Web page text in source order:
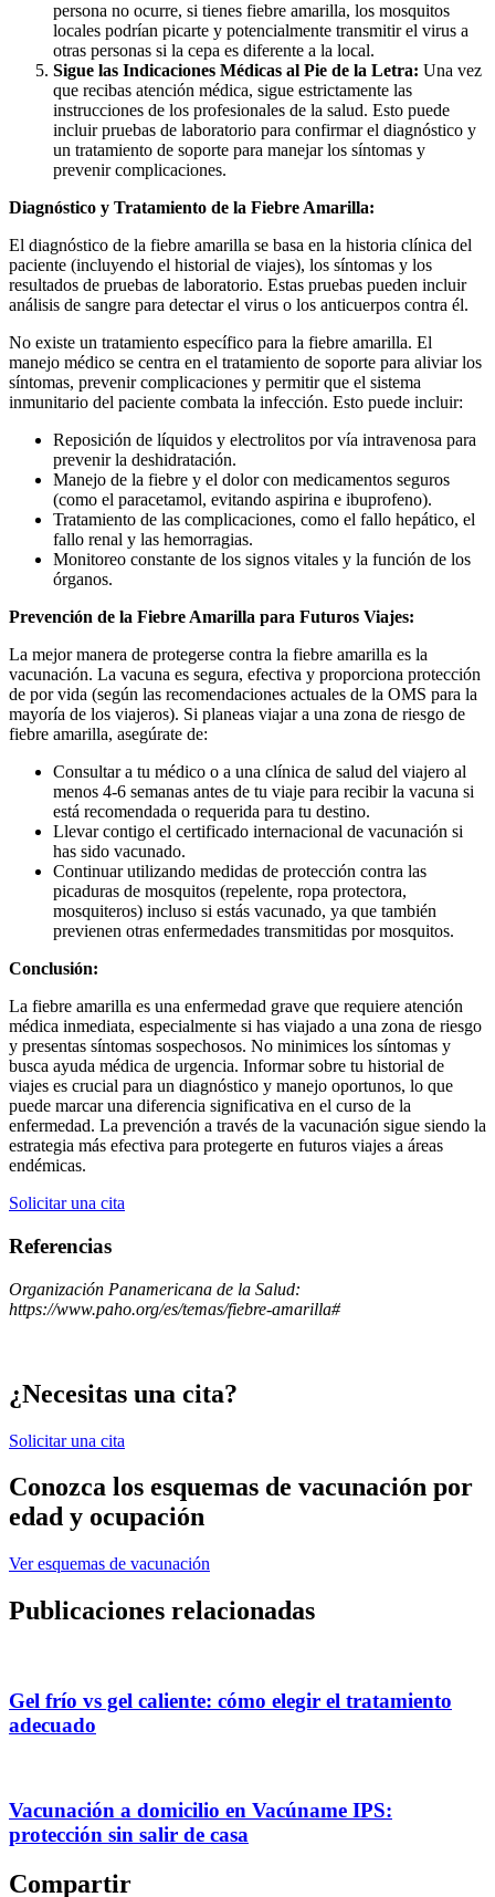
persona no ocurre, si tienes fiebre amarilla, los mosquitos
locales podrían picarte y potencialmente transmitir el virus a
otras personas si la cepa es diferente a la local.
Sigue las Indicaciones Médicas al Pie de la Letra: Una vez
que recibas atención médica, sigue estrictamente las
instrucciones de los profesionales de la salud. Esto puede
incluir pruebas de laboratorio para confirmar el diagnóstico y
un tratamiento de soporte para manejar los síntomas y
prevenir complicaciones.
Diagnóstico y Tratamiento de la Fiebre Amarilla:
El diagnóstico de la fiebre amarilla se basa en la historia clínica del
paciente (incluyendo el historial de viajes), los síntomas y los
resultados de pruebas de laboratorio. Estas pruebas pueden incluir
análisis de sangre para detectar el virus o los anticuerpos contra él.
No existe un tratamiento específico para la fiebre amarilla. El
manejo médico se centra en el tratamiento de soporte para aliviar los
síntomas, prevenir complicaciones y permitir que el sistema
inmunitario del paciente combata la infección. Esto puede incluir:
Reposición de líquidos y electrolitos por vía intravenosa para
prevenir la deshidratación.
Manejo de la fiebre y el dolor con medicamentos seguros
(como el paracetamol, evitando aspirina e ibuprofeno).
Tratamiento de las complicaciones, como el fallo hepático, el
fallo renal y las hemorragias.
Monitoreo constante de los signos vitales y la función de los
órganos.
Prevención de la Fiebre Amarilla para Futuros Viajes:
La mejor manera de protegerse contra la fiebre amarilla es la
vacunación. La vacuna es segura, efectiva y proporciona protección
de por vida (según las recomendaciones actuales de la OMS para la
mayoría de los viajeros). Si planeas viajar a una zona de riesgo de
fiebre amarilla, asegúrate de:
Consultar a tu médico o a una clínica de salud del viajero al
menos 4-6 semanas antes de tu viaje para recibir la vacuna si
está recomendada o requerida para tu destino.
Llevar contigo el certificado internacional de vacunación si
has sido vacunado.
Continuar utilizando medidas de protección contra las
picaduras de mosquitos (repelente, ropa protectora,
mosquiteros) incluso si estás vacunado, ya que también
previenen otras enfermedades transmitidas por mosquitos.
Conclusión:
La fiebre amarilla es una enfermedad grave que requiere atención
médica inmediata, especialmente si has viajado a una zona de riesgo
y presentas síntomas sospechosos. No minimices los síntomas y
busca ayuda médica de urgencia. Informar sobre tu historial de
viajes es crucial para un diagnóstico y manejo oportunos, lo que
puede marcar una diferencia significativa en el curso de la
enfermedad. La prevención a través de la vacunación sigue siendo la
estrategia más efectiva para protegerte en futuros viajes a áreas
endémicas.
Solicitar una cita
Referencias
Organización Panamericana de la Salud:
https://www.paho.org/es/temas/fiebre-amarilla#
¿Necesitas una cita?
Solicitar una cita
Conozca los esquemas de vacunación por
edad y ocupación
Ver esquemas de vacunación
Publicaciones relacionadas
Gel frío vs gel caliente: cómo elegir el tratamiento
adecuado
Vacunación a domicilio en Vacúname IPS:
protección sin salir de casa
Compartir